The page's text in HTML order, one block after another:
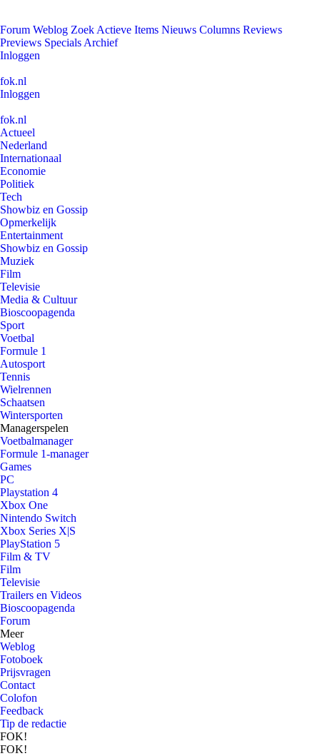
Forum Weblog Zoek Actieve Items Nieuws Columns Reviews
Previews Specials Archief
Inloggen
fok.nl
Inloggen
fok.nl
Actueel
Nederland
Internationaal
Economie
Politiek
Tech
Showbiz en Gossip
Opmerkelijk
Entertainment
Showbiz en Gossip
Muziek
Film
Televisie
Media & Cultuur
Bioscoopagenda
Sport
Voetbal
Formule 1
Autosport
Tennis
Wielrennen
Schaatsen
Wintersporten
Managerspelen
Voetbalmanager
Formule 1-manager
Games
PC
Playstation 4
Xbox One
Nintendo Switch
Xbox Series X|S
PlayStation 5
Film & TV
Film
Televisie
Trailers en Videos
Bioscoopagenda
Forum
Meer
Weblog
Fotoboek
Prijsvragen
Contact
Colofon
Feedback
Tip de redactie
FOK!
FOK!